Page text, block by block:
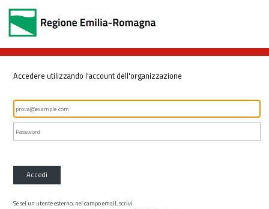
Accedere utilizzando l'account dell'organizzazione
Accedi
Se sei un utente esterno, nel campo email, scrivi